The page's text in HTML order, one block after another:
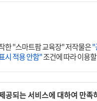
한 "스마트팜 교육장" 저작물은"
시 적용 안함"조건에 따라 이용
공되는 서비스에 대하여 만족